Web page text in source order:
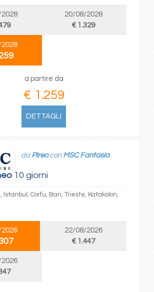
20/08/2028
€ 1.329
a partire da
€ 1.259
DETTAGLI
10 giorni
da Pireocon MSC Fantasia
Istanbul, Corfu, Bari, Trieste, Katakolon,
22/08/2026
€ 1.447